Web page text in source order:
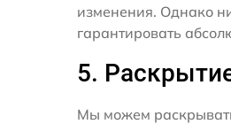
изменения. Однако
гарантировать
5.
Мы можем